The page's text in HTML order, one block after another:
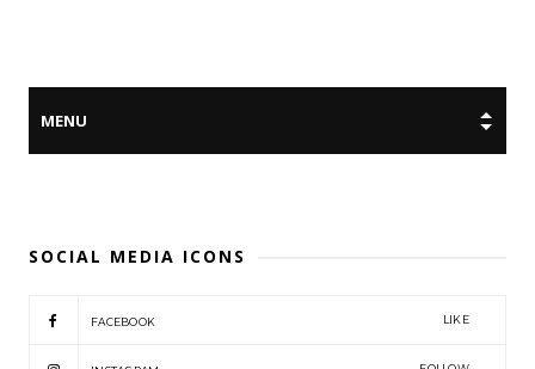
SOCIAL MEDIA ICONS
FACEBOOK LIKE